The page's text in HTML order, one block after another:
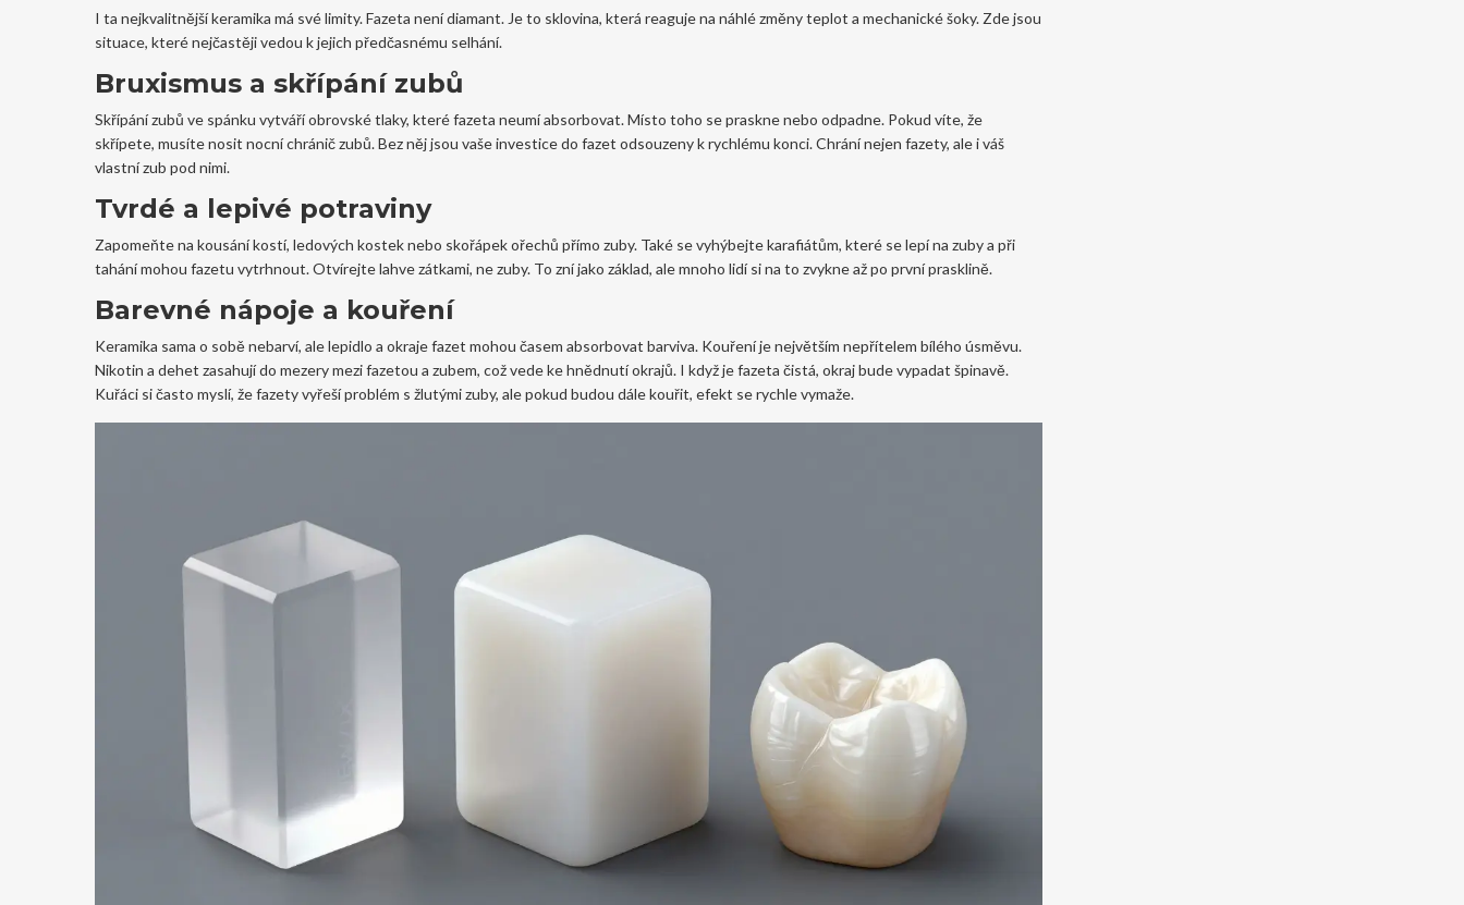
I ta nejkvalitnější keramika má své limity. Fazeta není diamant. Je to sklovina, která reaguje na náhlé změny teplot a mechanické šoky. Zde jsou
situace, které nejčastěji vedou k jejich předčasnému selhání.
Bruxismus a skřípání zubů
Skřípání zubů ve spánku vytváří obrovské tlaky, které fazeta neumí absorbovat. Místo toho se praskne nebo odpadne. Pokud víte, že
skřípete, musíte nosit nocní chránič zubů. Bez něj jsou vaše investice do fazet odsouzeny k rychlému konci. Chrání nejen fazety, ale i váš
vlastní zub pod nimi.
Tvrdé a lepivé potraviny
Zapomeňte na kousání kostí, ledových kostek nebo skořápek ořechů přímo zuby. Také se vyhýbejte karafiátům, které se lepí na zuby a při
tahání mohou fazetu vytrhnout. Otvírejte lahve zátkami, ne zuby. To zní jako základ, ale mnoho lidí si na to zvykne až po první prasklině.
Barevné nápoje a kouření
Keramika sama o sobě nebarví, ale lepidlo a okraje fazet mohou časem absorbovat barviva. Kouření je největším nepřítelem bílého úsměvu.
Nikotin a dehet zasahují do mezery mezi fazetou a zubem, což vede ke hnědnutí okrajů. I když je fazeta čistá, okraj bude vypadat špinavě.
Kuřáci si často myslí, že fazety vyřeší problém s žlutými zuby, ale pokud budou dále kouřit, efekt se rychle vymaže.